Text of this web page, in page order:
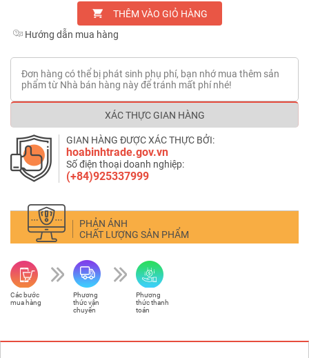
THÊM VÀO GIỎ HÀNG
Hướng dẫn mua hàng
Đơn hàng có thể bị phát sinh phụ phí, bạn nhớ mua thêm sản
phẩm từ Nhà bán hàng này để tránh mất phí nhé!
XÁC THỰC GIAN HÀNG
GIAN HÀNG ĐƯỢC XÁC THỰC BỞI:
hoabinhtrade.gov.vn
Số điện thoại doanh nghiệp:
(+84)925337999
PHẢN ÁNH
CHẤT LƯỢNG SẢN PHẨM
Các bước
mua hàng
Phương
thức vận
chuyển
Phương
thức thanh
toán